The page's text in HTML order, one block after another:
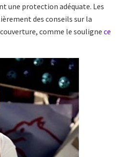
une protection adéquate. Les
des conseils sur la
comme le souligne ce